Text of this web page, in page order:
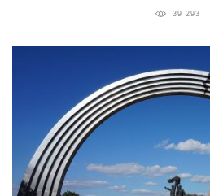
39 293